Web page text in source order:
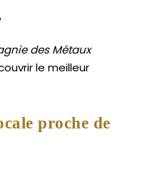
des Métaux
le meilleur
proche de